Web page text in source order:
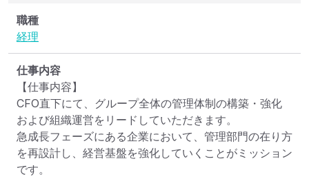
職種
経理
仕事内容
【仕事内容】
CFO直下にて、グループ全体の管理体制の構築・強化
および組織運営をリードしていただきます。
急成長フェーズにある企業において、管理部門の在り方
を再設計し、経営基盤を強化していくことがミッション
です。